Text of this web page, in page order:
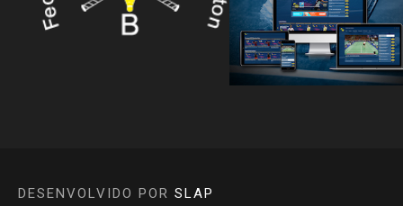
DESENVOLVIDO POR SLAP